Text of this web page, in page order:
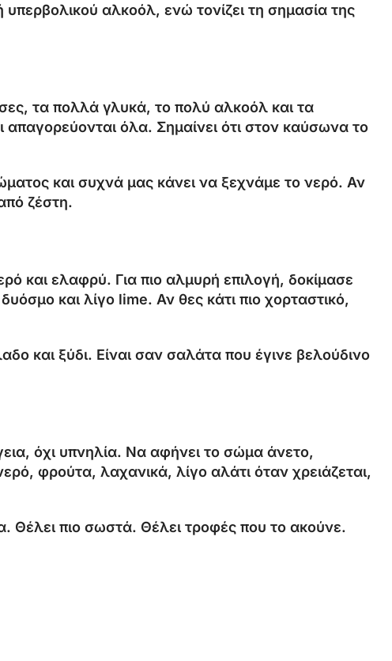
αλκοόλ, ενώ τονίζει τη σημασία της
τα πολλά γλυκά, το πολύ αλκοόλ και τα
όλα. Σημαίνει ότι στον καύσωνα το
και συχνά μας κάνει να ξεχνάμε το νερό. Αν
ζέστη.
και ελαφρύ. Για πιο αλμυρή επιλογή, δοκίμασε
και λίγο lime. Αν θες κάτι πιο χορταστικό,
και ξύδι. Είναι σαν σαλάτα που έγινε βελούδινο
όχι υπνηλία. Να αφήνει το σώμα άνετο,
φρούτα, λαχανικά, λίγο αλάτι όταν χρειάζεται,
Θέλει πιο σωστά. Θέλει τροφές που το ακούνε.